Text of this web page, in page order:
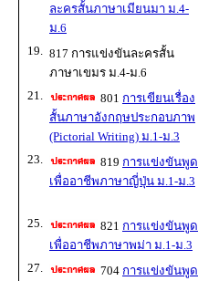
ละครสั้นภาษาเมียนมา ม.4-
ม.6
19.
817 การแข่งขันละครสั้น
ภาษาเขมร ม.4-ม.6
21.
801 การเขียนเรื่อง
สั้นภาษาอังกฤษประกอบภาพ
(Pictorial Writing) ม.1-ม.3
23.
819 การแข่งขันพูด
เพื่ออาชีพภาษาญี่ปุ่น ม.1-ม.3
25.
821 การแข่งขันพูด
เพื่ออาชีพภาษาพม่า ม.1-ม.3
27.
704 การแข่งขันพูด